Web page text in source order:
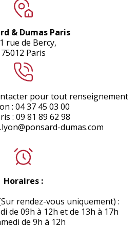
& Dumas Paris
rue de Bercy,
75012 Paris
pour tout renseignement
: 04 37 45 03 00
: 09 81 89 62 98
dumas.com
Horaires :
rendez-vous uniquement) :
de 09h à 12h et de 13h à 17h
de 9h à 12h